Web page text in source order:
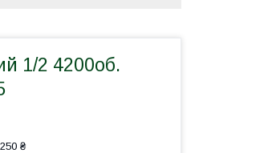
1/2 4200об.
₴